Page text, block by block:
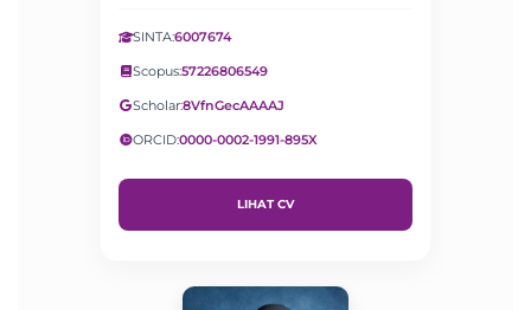
SINTA:6007674
Scopus:57226806549
Scholar:8VfnGecAAAAJ
ORCID:0000-0002-1991-895X
LIHAT CV